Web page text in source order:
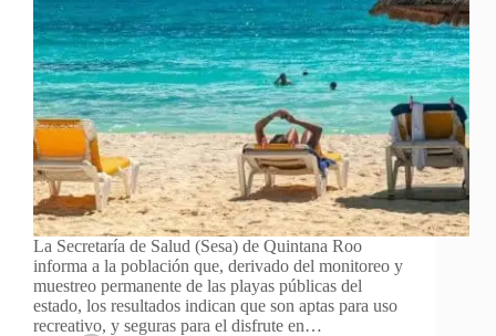
La Secretaría de Salud (Sesa) de Quintana Roo
informa a la población que, derivado del monitoreo y
muestreo permanente de las playas públicas del
estado, los resultados indican que son aptas para uso
recreativo, y seguras para el disfrute en…